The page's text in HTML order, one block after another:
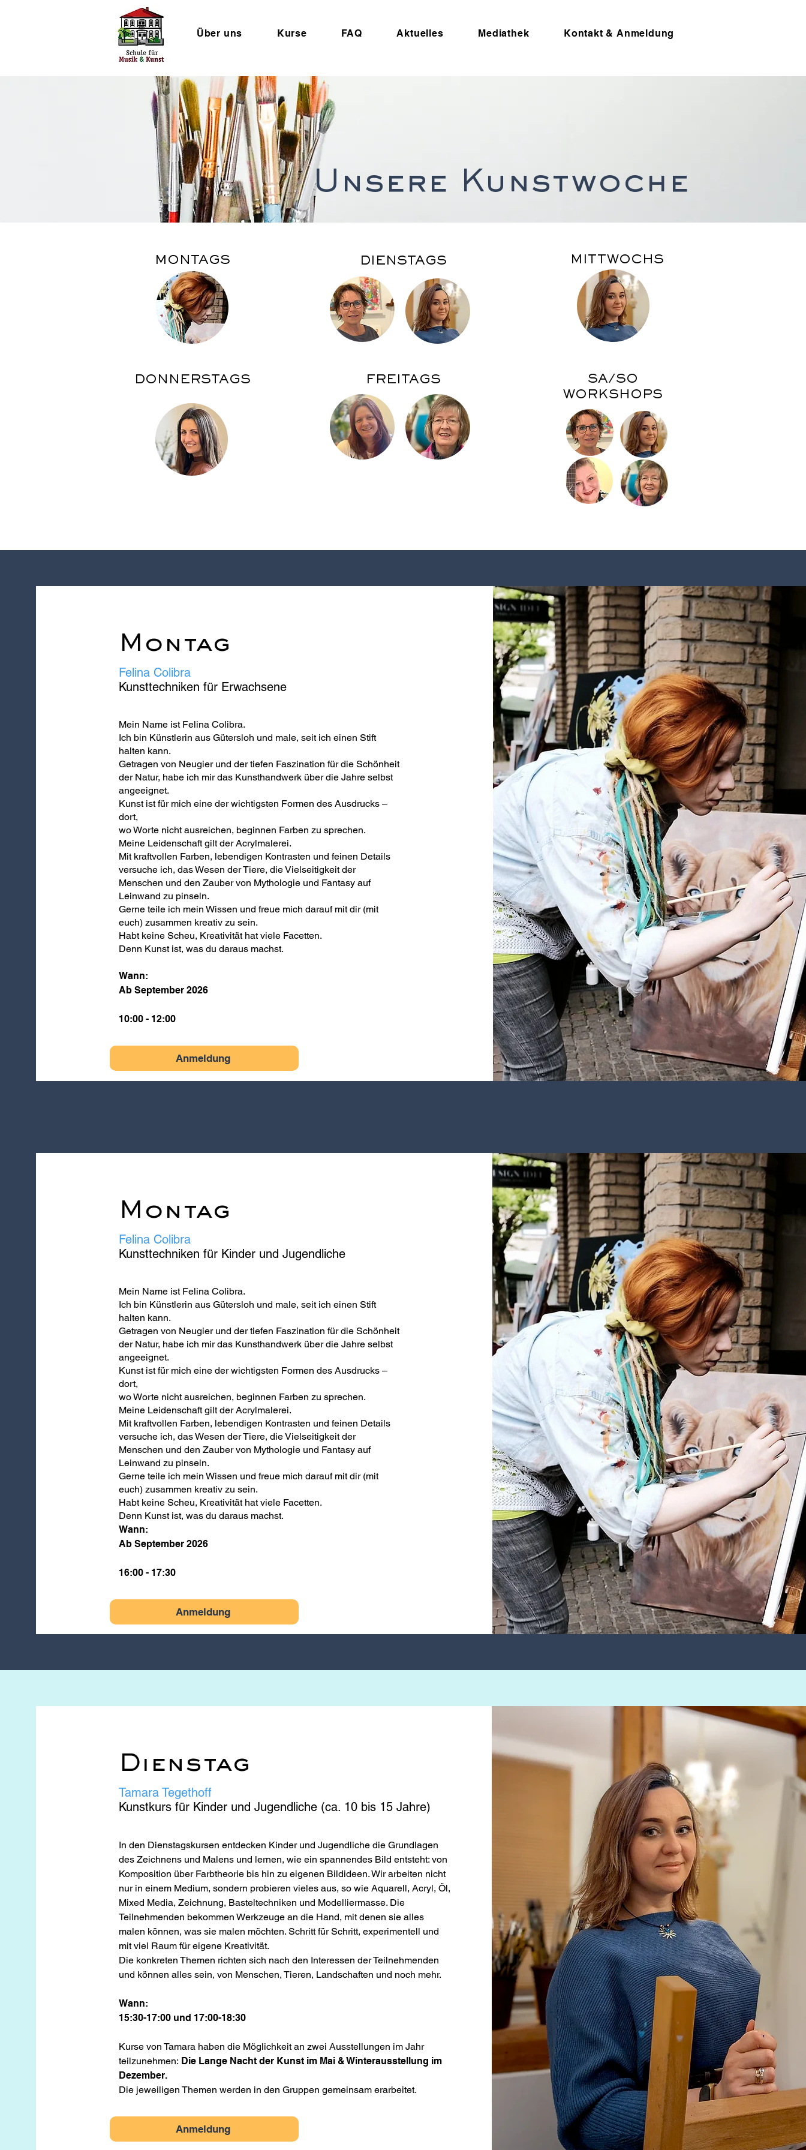
Über uns Kurse FAQ Aktuelles Mediathek Kontakt & Anmeldung
Unsere Kunstwoche
MONTAGS
DONNERSTAGS
DIENSTAGS
FREITAGS
MITTWOCHS
SA/SO
WORKSHOPS
Montag
Felina Colibra
Kunsttechniken für Erwachsene
Mein Name ist Felina Colibra.
Ich bin Künstlerin aus Gütersloh und male, seit ich einen Stift
halten kann.
Getragen von Neugier und der tiefen Faszination für die Schönheit
der Natur, habe ich mir das Kunsthandwerk über die Jahre selbst
angeeignet.
Kunst ist für mich eine der wichtigsten Formen des Ausdrucks –
dort,
wo Worte nicht ausreichen, beginnen Farben zu sprechen.
Meine Leidenschaft gilt der Acrylmalerei.
Mit kraftvollen Farben, lebendigen Kontrasten und feinen Details
versuche ich, das Wesen der Tiere, die Vielseitigkeit der
Menschen und den Zauber von Mythologie und Fantasy auf
Leinwand zu pinseln.
Gerne teile ich mein Wissen und freue mich darauf mit dir (mit
euch) zusammen kreativ zu sein.
Habt keine Scheu, Kreativität hat viele Facetten.
Denn Kunst ist, was du daraus machst.
Wann:
Ab September 2026
10:00 - 12:00
Anmeldung
Montag
Felina Colibra
Kunsttechniken für Kinder und Jugendliche
Mein Name ist Felina Colibra.
Ich bin Künstlerin aus Gütersloh und male, seit ich einen Stift
halten kann.
Getragen von Neugier und der tiefen Faszination für die Schönheit
der Natur, habe ich mir das Kunsthandwerk über die Jahre selbst
angeeignet.
Kunst ist für mich eine der wichtigsten Formen des Ausdrucks –
dort,
wo Worte nicht ausreichen, beginnen Farben zu sprechen.
Meine Leidenschaft gilt der Acrylmalerei.
Mit kraftvollen Farben, lebendigen Kontrasten und feinen Details
versuche ich, das Wesen der Tiere, die Vielseitigkeit der
Menschen und den Zauber von Mythologie und Fantasy auf
Leinwand zu pinseln.
Gerne teile ich mein Wissen und freue mich darauf mit dir (mit
euch) zusammen kreativ zu sein.
Habt keine Scheu, Kreativität hat viele Facetten.
Denn Kunst ist, was du daraus machst.
Wann:
Ab September 2026
16:00 - 17:30
Anmeldung
Dienstag
Tamara Tegethoff
Kunstkurs für Kinder und Jugendliche (ca. 10 bis 15 Jahre)
In den Dienstagskursen entdecken Kinder und Jugendliche die Grundlagen
des Zeichnens und Malens und lernen, wie ein spannendes Bild entsteht: von
Komposition über Farbtheorie bis hin zu eigenen Bildideen. Wir arbeiten nicht
nur in einem Medium, sondern probieren vieles aus, so wie Aquarell, Acryl, Öl,
Mixed Media, Zeichnung, Basteltechniken und Modelliermasse. Die
Teilnehmenden bekommen Werkzeuge an die Hand, mit denen sie alles
malen können, was sie malen möchten. Schritt für Schritt, experimentell und
mit viel Raum für eigene Kreativität.
Die konkreten Themen richten sich nach den Interessen der Teilnehmenden
und können alles sein, von Menschen, Tieren, Landschaften und noch mehr.
Wann:
15:30-17:00 und 17:00-18:30
Kurse von Tamara haben die Möglichkeit an zwei Ausstellungen im Jahr
teilzunehmen: Die Lange Nacht der Kunst im Mai & Winterausstellung im
Dezember.
Die jeweiligen Themen werden in den Gruppen gemeinsam erarbeitet.
Anmeldung